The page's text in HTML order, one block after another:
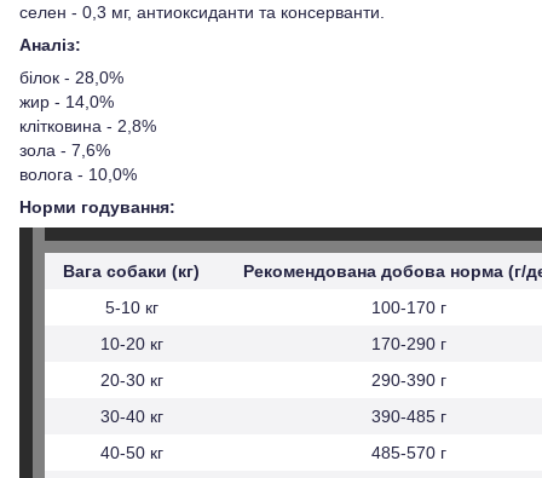
селен - 0,3 мг, антиоксиданти та консерванти.
Аналіз:
білок - 28,0%
жир - 14,0%
клітковина - 2,8%
зола - 7,6%
волога - 10,0%
Норми годування:
Вага собаки (кг)
Рекомендована добова норма (г/
5-10 кг
100-170 г
10-20 кг
170-290 г
20-30 кг
290-390 г
30-40 кг
390-485 г
40-50 кг
485-570 г